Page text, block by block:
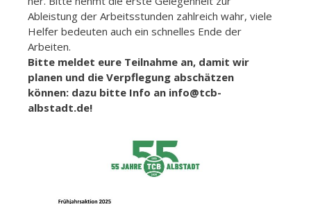
Ableistung der Arbeitsstunden zahlreich wahr, viele
Helfer bedeuten auch ein schnelles Ende der
Arbeiten.
Bitte meldet eure Teilnahme an, damit wir
planen und die Verpflegung abschätzen
können: dazu bitte Info an info@tcb-
albstadt.de!